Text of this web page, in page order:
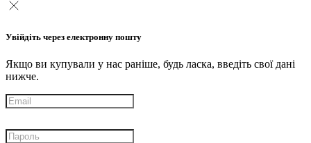
Увійдіть через електронну пошту
Якщо ви купували у нас раніше, будь ласка, введіть свої дані
нижче.